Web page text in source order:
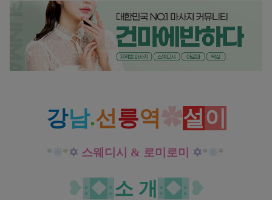
강남.선릉역✿설이
* *✡ 스웨디시 & 로미로미 ✡* *
❥:❖:소 개 :❖: ❥